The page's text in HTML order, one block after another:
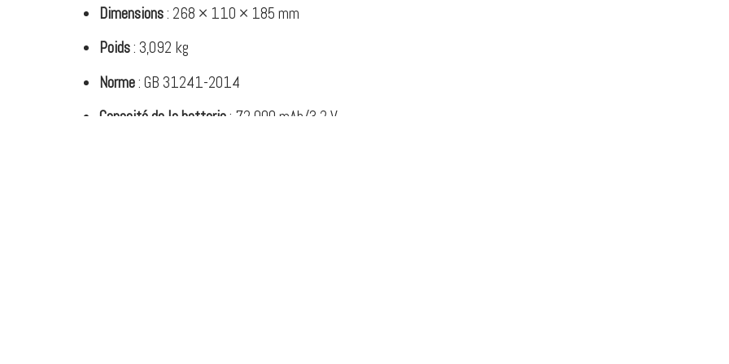
Dimensions: 268 × 110 × 185 mm
Poids: 3,092 kg
Norme: GB 31241-2014
Capacité de la batterie: 72 000 mAh/3,2 V